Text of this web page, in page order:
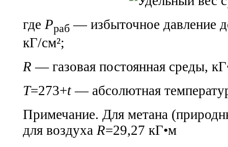
где Рраб — избыточное давление
кГ/см²;
R — газовая постоянная среды,
T=273+t — абсолютная
Примечание. Для метана
для воздуха R=29,27 кГ•м